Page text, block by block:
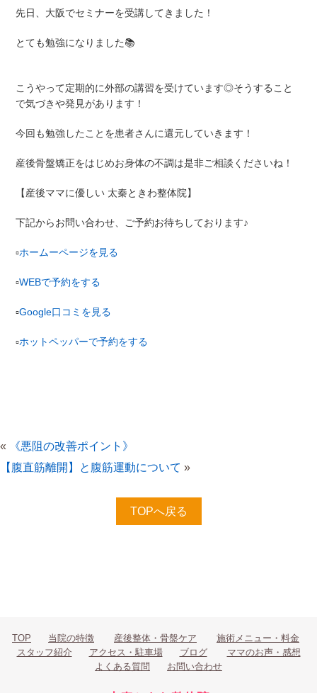
先日、大阪でセミナーを受講してきました ！
とても勉強になりました📚
こうやって定期的に外部の講習を受けています◎そうすること
で気づきや発見があります！
今回も勉強したことを患者さんに還元していきます ！
産後骨盤矯正をはじめお身体の不調は是非ご相談くださいね ！
【産後ママに優しい 太秦ときわ整体院】
下記からお問い合わせ、ご予約お待ちしております♪
▫︎ホームーページを見る
▫︎WEBで予約をする
▫︎Google口コミを見る
▫︎ホットペッパーで予約をする
«
《悪阻の改善ポイント》
【腹直筋離開】と腹筋運動について »
TOPへ戻る
TOP 当院の特徴 産後整体・骨盤ケア
施術メニュー・料金
スタッフ紹介
アクセス・駐車場 ブログ
ママのお声・感想
よくある質問
お問い合わせ